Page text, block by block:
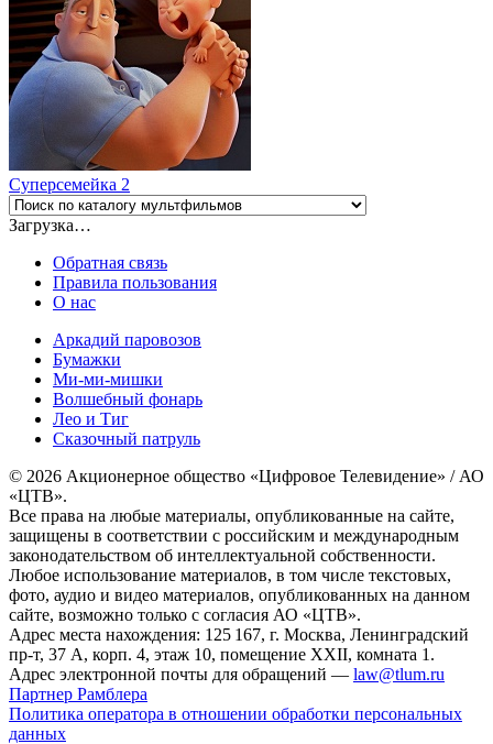
Суперсемейка 2
Загрузка…
Обратная связь
Правила пользования
О нас
Аркадий паровозов
Бумажки
Ми-ми-мишки
Волшебный фонарь
Лео и Тиг
Сказочный патруль
© 2026 Акционерное общество «Цифровое Телевидение» / АО
«ЦТВ».
Все права на любые материалы, опубликованные на сайте,
защищены в соответствии с российским и международным
законодательством об интеллектуальной собственности.
Любое использование материалов, в том числе текстовых,
фото, аудио и видео материалов, опубликованных на данном
сайте, возможно только с согласия АО «ЦТВ».
Адрес места нахождения: 125 167, г. Москва, Ленинградский
пр-т, 37 А, корп. 4, этаж 10, помещение XXII, комната 1.
Адрес электронной почты для обращений — law@tlum.ru
Партнер Рамблера
Политика оператора в отношении обработки персональных
данных